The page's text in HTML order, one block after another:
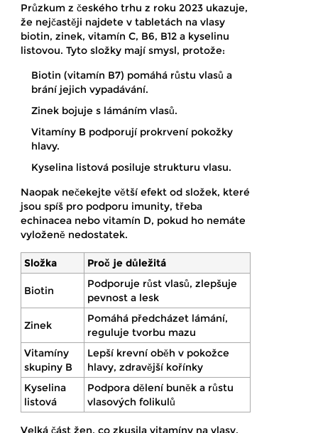
Průzkum z českého trhu z roku 2023 ukazuje,
že nejčastěji najdete v tabletách na vlasy
biotin, zinek, vitamín C, B6, B12 a kyselinu
listovou. Tyto složky mají smysl, protože:
Biotin (vitamín B7) pomáhá růstu vlasů a
brání jejich vypadávání.
Zinek bojuje s lámáním vlasů.
Vitamíny B podporují prokrvení pokožky
hlavy.
Kyselina listová posiluje strukturu vlasu.
Naopak nečekejte větší efekt od složek, které
jsou spíš pro podporu imunity, třeba
echinacea nebo vitamín D, pokud ho nemáte
vyloženě nedostatek.
Složka Proč je důležitá
Biotin
Podporuje růst vlasů, zlepšuje
pevnost a lesk
Zinek
Pomáhá předcházet lámání,
reguluje tvorbu mazu
Vitamíny
skupiny B
Lepší krevní oběh v pokožce
hlavy, zdravější kořínky
Kyselina
listová
Podpora dělení buněk a růstu
vlasových folikulů
Velká část žen, co zkusila vitamíny na vlasy,